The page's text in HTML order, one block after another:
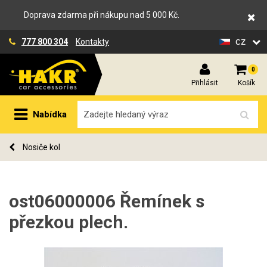
Doprava zdarma při nákupu nad 5 000 Kč.
777 800 304 Kontakty cz
Přihlásit
0
Košík
Nabídka
Nosiče kol
ost06000006 Řemínek s
přezkou plech.